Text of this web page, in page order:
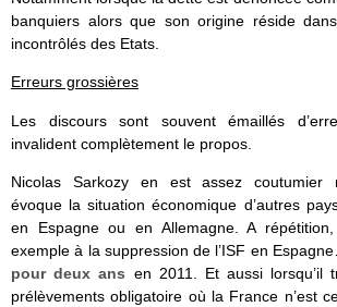
banquiers alors que son origine réside
incontrôlés des Etats.
Erreurs grossières
Les discours sont souvent émaillés
invalident complètement le propos.
Nicolas Sarkozy en est assez coutumier
évoque la situation économique d’autres
en Espagne ou en Allemagne. A
exemple à la suppression de l’ISF en
pour deux ans en 2011. Et aussi lorsqu’il
prélèvements obligatoire où la France n’est